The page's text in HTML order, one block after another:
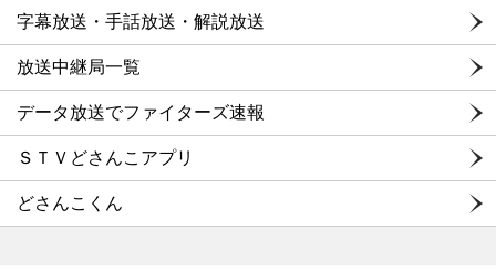
字幕放送・手話放送・解説放送
放送中継局一覧
データ放送でファイターズ速報
ＳＴＶどさんこアプリ
どさんこくん